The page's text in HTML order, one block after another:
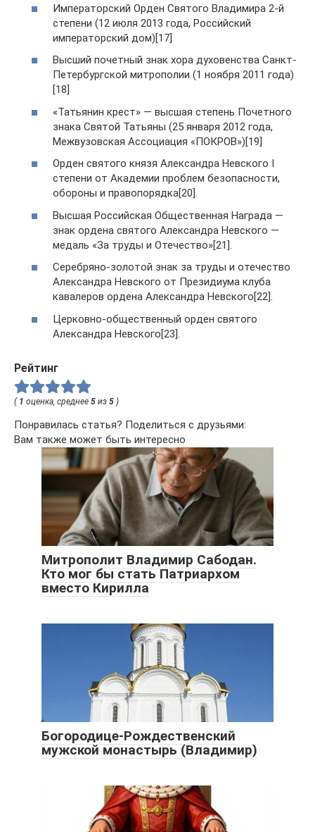
Императорский Орден Святого Владимира 2-й
степени (12 июля 2013 года, Российский
императорский дом)[17]
Высший почетный знак хора духовенства Санкт-
Петербургской митрополии (1 ноября 2011 года)
[18]
«Татьянин крест» — высшая степень Почетного
знака Святой Татьяны (25 января 2012 года,
Межвузовская Ассоциация «ПОКРОВ»)[19]
Орден святого князя Александра Невского I
степени от Академии проблем безопасности,
обороны и правопорядка[20].
Высшая Российская Общественная Награда —
знак ордена святого Александра Невского —
медаль «За труды и Отечество»[21].
Серебряно-золотой знак за труды и отечество
Александра Невского от Президиума клуба
кавалеров ордена Александра Невского[22].
Церковно-общественный орден святого
Александра Невского[23].
Рейтинг
( 1 оценка, среднее 5 из 5 )
Понравилась статья? Поделиться с друзьями:
Вам также может быть интересно
Митрополит Владимир Сабодан.
Кто мог бы стать Патриархом
вместо Кирилла
Богородице-Рождественский
мужской монастырь (Владимир)